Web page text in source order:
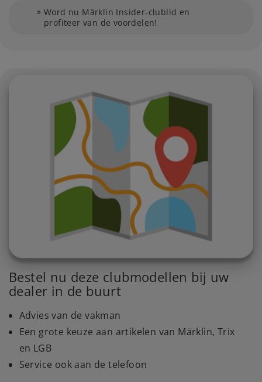
Word nu Märklin Insider-clublid en
profiteer van de voordelen!
Bestel nu deze clubmodellen bij uw
dealer in de buurt
Advies van de vakman
Een grote keuze aan artikelen van Märklin, Trix
en LGB
Service ook aan de telefoon